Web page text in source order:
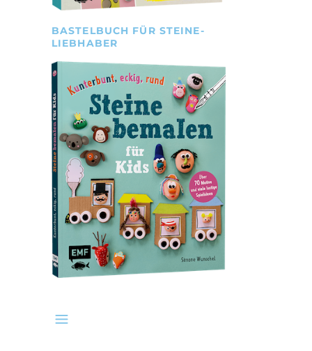
BASTELBUCH FÜR STEINE-
LIEBHABER